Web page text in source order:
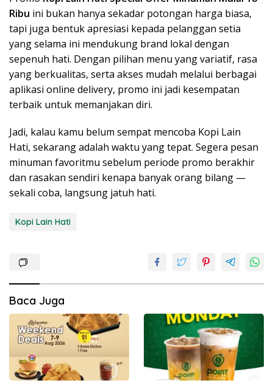
Ribu ini bukan hanya sekadar potongan harga biasa,
tapi juga bentuk apresiasi kepada pelanggan setia
yang selama ini mendukung brand lokal dengan
sepenuh hati. Dengan pilihan menu yang variatif, rasa
yang berkualitas, serta akses mudah melalui berbagai
aplikasi online delivery, promo ini jadi kesempatan
terbaik untuk memanjakan diri.
Jadi, kalau kamu belum sempat mencoba Kopi Lain
Hati, sekarang adalah waktu yang tepat. Segera pesan
minuman favoritmu sebelum periode promo berakhir
dan rasakan sendiri kenapa banyak orang bilang —
sekali coba, langsung jatuh hati.
Kopi Lain Hati
Baca Juga